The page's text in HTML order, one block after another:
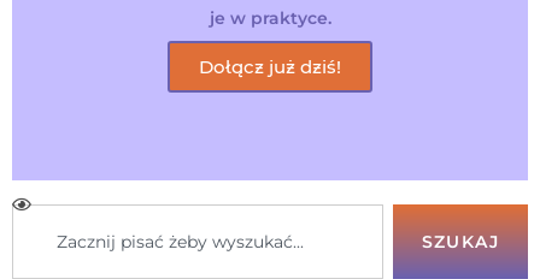
je w praktyce.
Dołącz już dziś!
SZUKAJ